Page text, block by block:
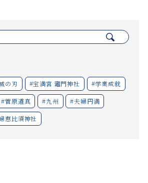
索:
の刃 #宝満宮 竈門神社 #学業成就
#菅原道真 #九州 #夫婦円満
恵比須神社